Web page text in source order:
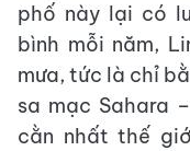
phố này lại có
bình mỗi năm,
mưa, tức là chỉ
sa mạc Sahara
cằn nhất thế